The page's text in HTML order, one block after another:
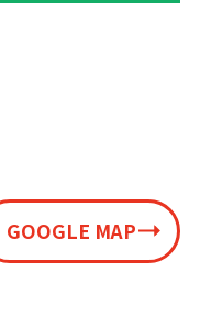
GOOGLE MAP